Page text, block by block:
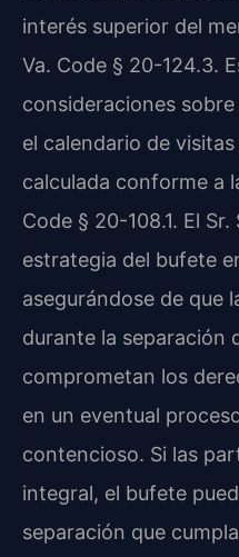
interés superior del
Va. Code § 20-124.3.
consideraciones
el calendario de
calculada conforme a
Code § 20-108.1. El
estrategia del bufete
asegurándose de que
durante la separación
comprometan los
en un eventual
contencioso. Si las
integral, el bufete
separación que